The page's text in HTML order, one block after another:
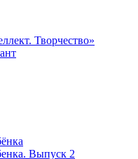
Творчество»
Выпуск 2